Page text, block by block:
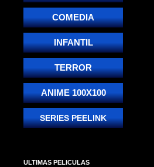
COMEDIA
INFANTIL
TERROR
ANIME 100X100
SERIES PEELINK
ULTIMAS PELICULAS